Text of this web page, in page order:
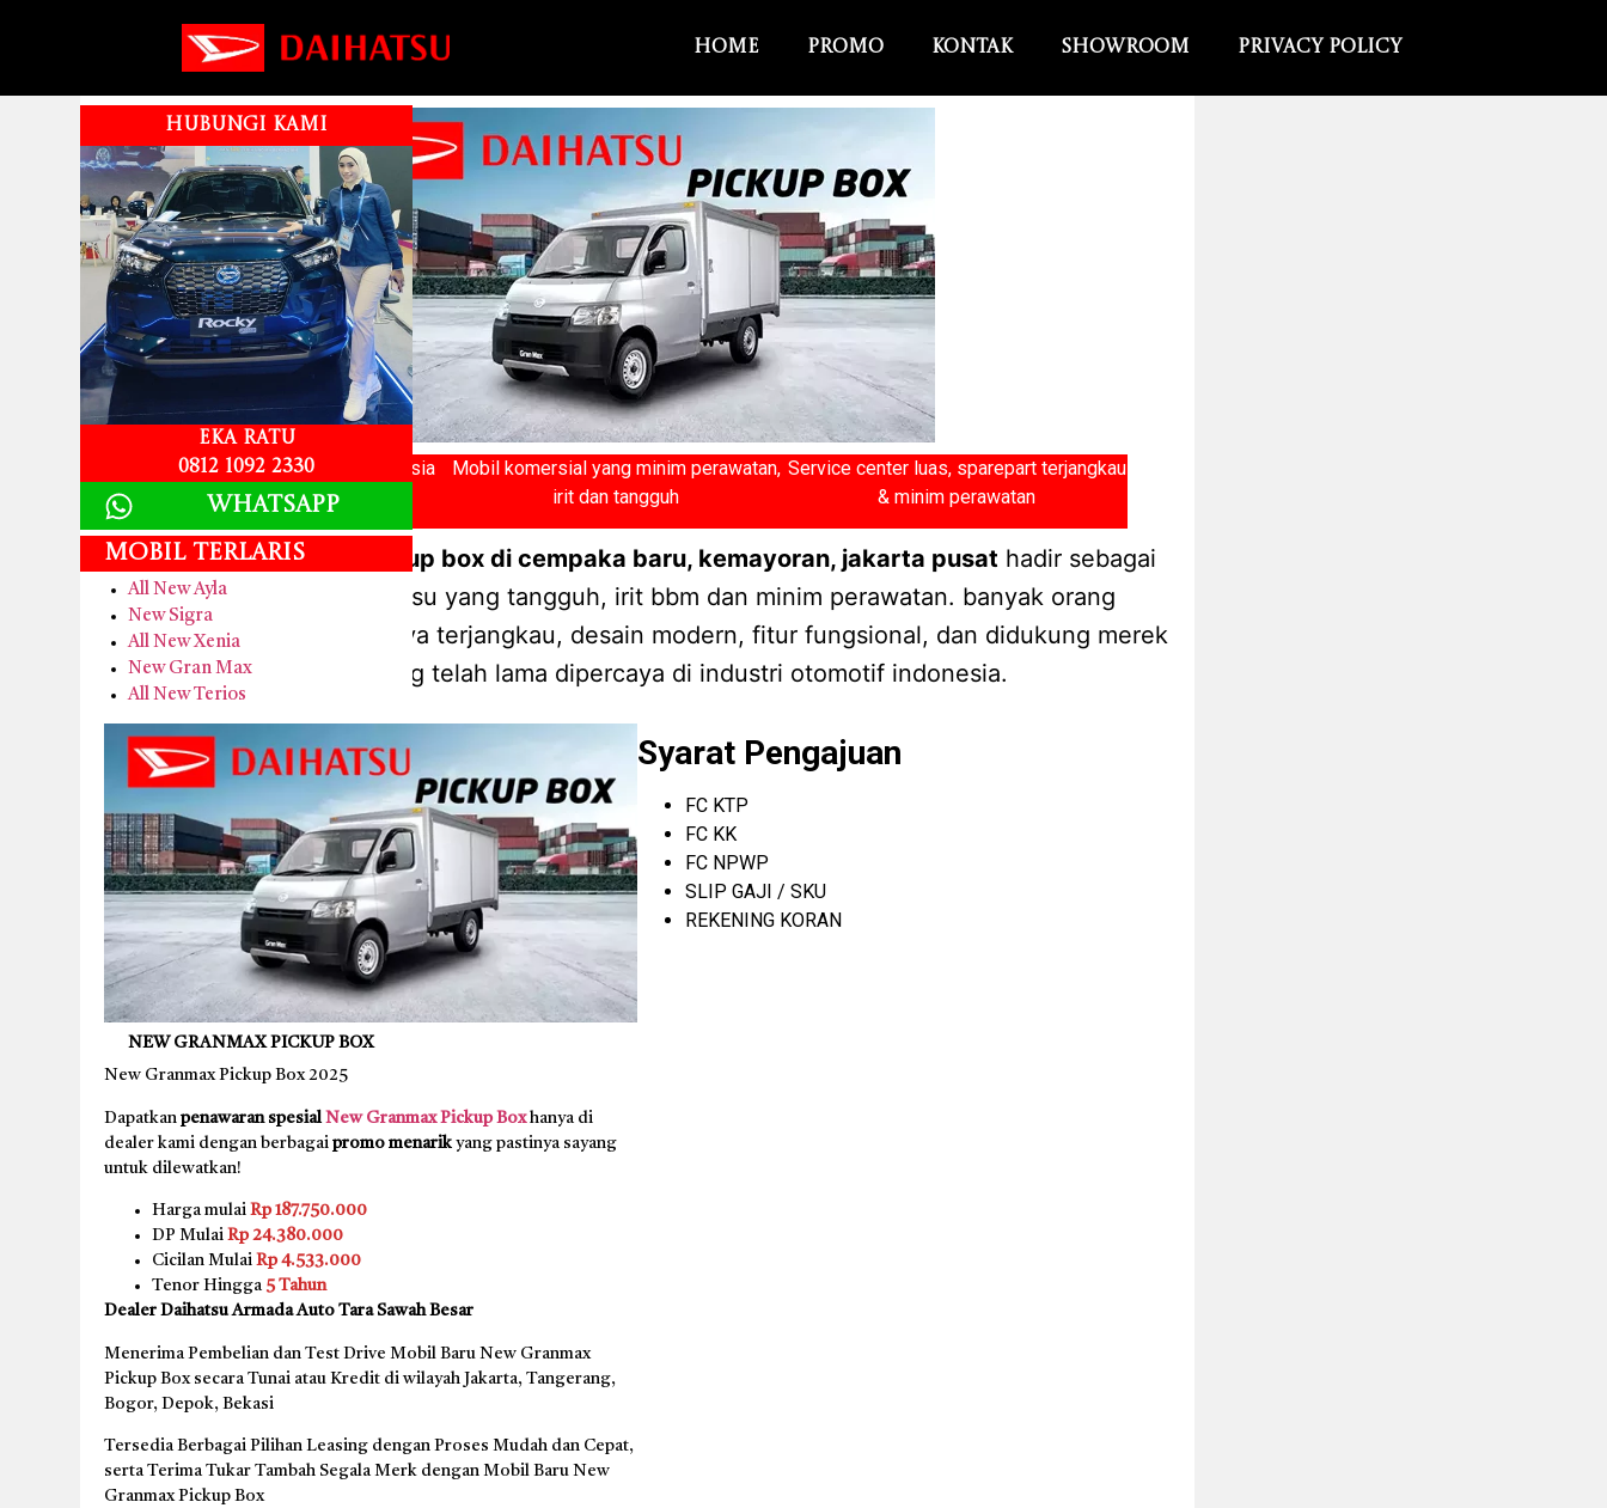
Home Promo Kontak Showroom Privacy Policy
Merek mobil Terlaris ke 2 di Indonesia
Mobil komersial yang minim perawatan,
irit dan tangguh
Service center luas, sparepart terjangkau
& minim perawatan
kredit new granmax pickup box di cempaka baru, kemayoran, jakarta pusat hadir sebagai
mobil komersial daihatsu yang tangguh, irit bbm dan minim perawatan. banyak orang
memilihnya karena harganya terjangkau, desain modern, fitur fungsional, dan didukung merek
daihatsu yang telah lama dipercaya di industri otomotif indonesia.
NEW GRANMAX PICKUP BOX
New Granmax Pickup Box 2025
Dapatkanpenawaran spesial New Granmax Pickup Boxhanya di
dealer kami dengan berbagaipromo menarik yang pastinya sayang
untuk dilewatkan!
Harga mulaiRp 187.750.000
DP MulaiRp 24.380.000
Cicilan MulaiRp 4.533.000
Tenor Hingga 5 Tahun
Dealer Daihatsu Armada Auto Tara Sawah Besar
Menerima Pembelian dan Test Drive Mobil Baru New Granmax
Pickup Box secara Tunai atau Kredit di wilayah Jakarta, Tangerang,
Bogor, Depok, Bekasi
Tersedia Berbagai Pilihan Leasing dengan Proses Mudah dan Cepat,
serta Terima Tukar Tambah Segala Merk dengan Mobil Baru New
Granmax Pickup Box
Syarat Pengajuan
FC KTP
FC KK
FC NPWP
SLIP GAJI / SKU
REKENING KORAN
HUBUNGI KAMI
Eka Ratu
0812 1092 2330
Whatsapp
Mobil Terlaris
All New Ayla
New Sigra
All New Xenia
New Gran Max
All New Terios